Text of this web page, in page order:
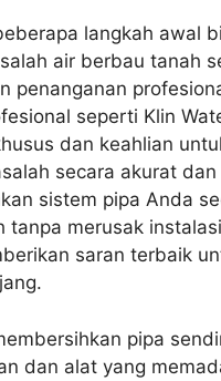
langkah awal
air berbau tanah
penanganan
seperti Klin
dan keahlian
secara akurat dan
sistem pipa Anda
tanpa merusak
saran terbaik
pipa
dan alat yang